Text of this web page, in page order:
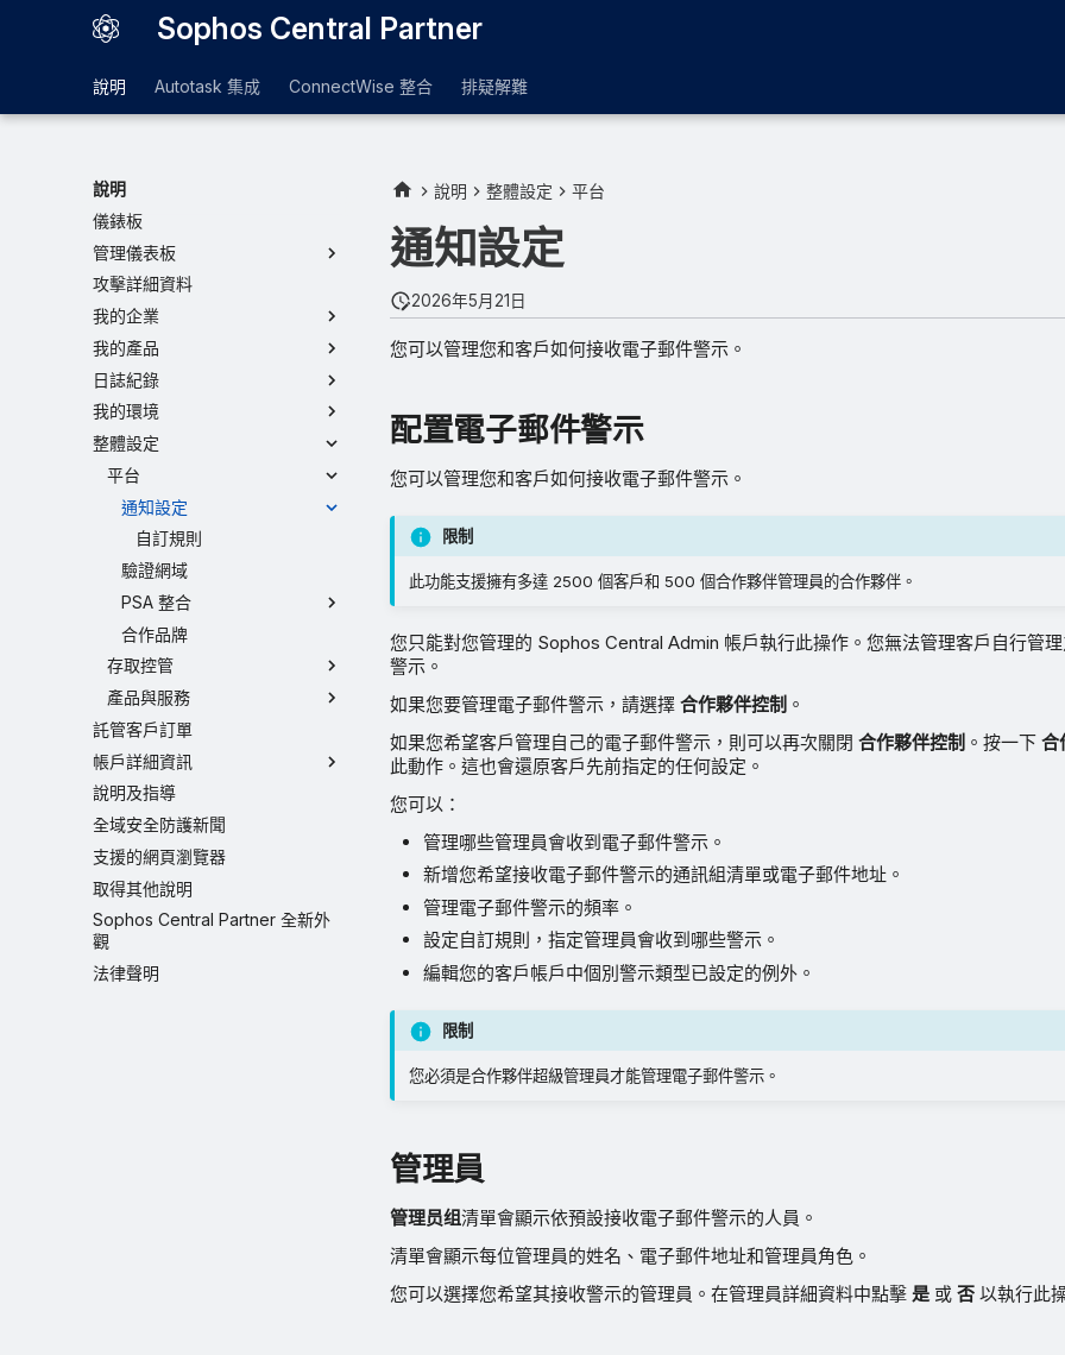
Sophos Central Partner
說明 Autotask 集成 ConnectWise 整合 排疑解難
說明
儀錶板
管理儀表板
攻擊詳細資料
我的企業
我的產品
日誌紀錄
我的環境
整體設定
平台
通知設定
自訂規則
驗證網域
PSA 整合
合作品牌
存取控管
產品與服務
託管客戶訂單
帳戶詳細資訊
說明及指導
全域安全防護新聞
支援的網頁瀏覽器
取得其他說明
Sophos Central Partner 全新外
觀
法律聲明
說明 整體設定 平台
通知設定
2026年5月21日
您可以管理您和客戶如何接收電子郵件警示。
配置電子郵件警示
您可以管理您和客戶如何接收電子郵件警示。
限制
此功能支援擁有多達 2500 個客戶和 500 個合作夥伴管理員的合作夥伴。
您只能對您管理的 Sophos Central Admin 帳戶執行此操作。您無法管理客戶自行管
警示。
如果您要管理電子郵件警示，請選擇 合作夥伴控制 。
如果您希望客戶管理自己的電子郵件警示，則可以再次關閉 合作夥伴控制 。按一下 合
此動作。這也會還原客戶先前指定的任何設定。
您可以：
管理哪些管理員會收到電子郵件警示。
新增您希望接收電子郵件警示的通訊組清單或電子郵件地址。
管理電子郵件警示的頻率。
設定自訂規則，指定管理員會收到哪些警示。
編輯您的客戶帳戶中個別警示類型已設定的例外。
限制
您必須是合作夥伴超級管理員才能管理電子郵件警示。
管理員
管理员组清單會顯示依預設接收電子郵件警示的人員。
清單會顯示每位管理員的姓名、電子郵件地址和管理員角色。
您可以選擇您希望其接收警示的管理員。在管理員詳細資料中點擊 是 或 否 以執行此